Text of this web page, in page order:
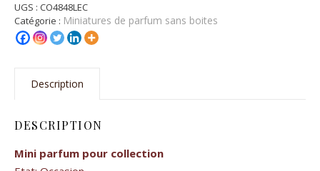
UGS : CO4848LEC
Catégorie : Miniatures de parfum sans boites
Description
DESCRIPTION
Mini parfum pour collection